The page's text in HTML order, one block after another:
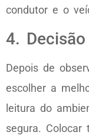
condutor e o
4. Decisão
Depois de
escolher a
leitura do
segura.